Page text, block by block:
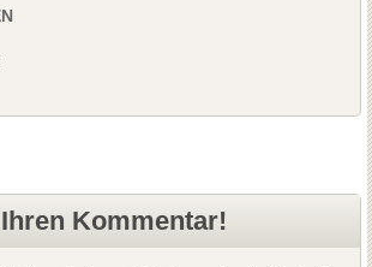
Kommentar!